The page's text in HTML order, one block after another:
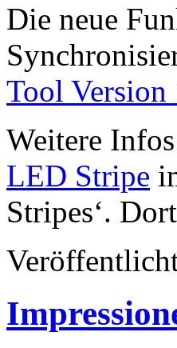
Die neue
Tool Version
Weitere
LED Stripe
Stripes‘.